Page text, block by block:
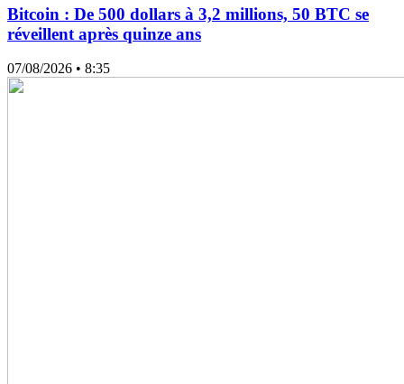
Bitcoin : De 500 dollars à 3,2 millions, 50 BTC se
réveillent après quinze ans
07/08/2026 • 8:35